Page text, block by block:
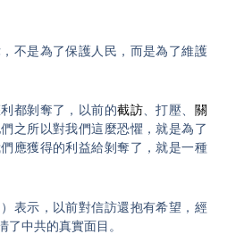
不是為了保護人民，而是為了維護
都剝奪了，以前的截訪、打壓、 關
之所以對我們這麼恐懼，就是為了
應獲得的利益給剝奪了，就是一種
表示，以前對信訪還抱有希望，經
了中共的真實面目。